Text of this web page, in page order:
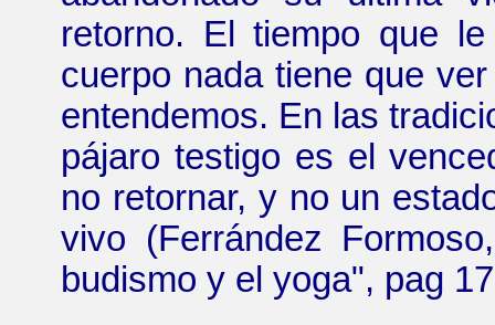
retorno. El tiempo que
cuerpo nada tiene que
entendemos. En las
pájaro testigo es el
no retornar, y no un
vivo (Ferrández
budismo y el yoga", pag